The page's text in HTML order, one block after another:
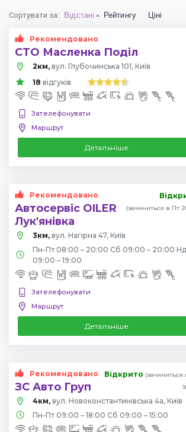
Сортувати за: Відстані Рейтингу Ціні
Рекомендовано
СТО Масленка Поділ
2км, вул. Глубочинська 101, Київ
18 відгуків
Зателефонувати
Маршрут
Детальніше
Рекомендовано
Автосервіс OILER
Лук'янівка
(зачиниться в Пт
3км, вул. Нагірна 47, Київ
Пн-Пт 08:00 – 20:00 Сб 09:00 – 20:00 Нд
09:00 – 19:00
Зателефонувати
Маршрут
Детальніше
Рекомендовано
ЗС Авто Груп
Відкрито (зачиниться
4км, вул. Новоконстантинівська 4а, Київ
Пн-Пт 09:00 – 18:00 Сб 09:00 – 15:00